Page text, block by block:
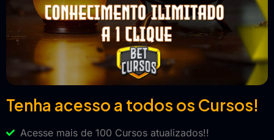
Tenha acesso a todos os Cursos!
Acesse mais de 100 Cursos atualizados!!